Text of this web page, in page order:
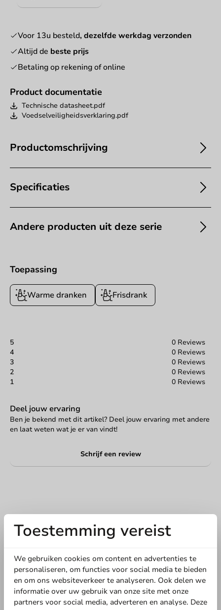
Product documentatie
Technische datasheet.pdf
Voedselveiligheidsverklaring.pdf
Productomschrijving
Specificaties
Andere producten uit deze serie
Voor 13u besteld, dezelfde werkdag verzonden
Altijd de beste prijs
Betaling op rekening of online
Toepassing
Warme dranken Frisdrank
5
0 Reviews
4
0 Reviews
3
0 Reviews
2
0 Reviews
1
0 Reviews
Deel jouw ervaring
Ben je bekend met dit artikel? Deel jouw ervaring met andere
en laat weten wat je er van vindt!
Schrijf een review
Schrijf de eerste review
Kartonnen koffiebeker wit 180cc/7oz - 1.000st.
Toestemming vereist
We gebruiken cookies om content en advertenties te
personaliseren, om functies voor social media te bieden
en om ons websiteverkeer te analyseren. Ook delen we
informatie over uw gebruik van onze site met onze
partners voor social media, adverteren en analyse. Deze